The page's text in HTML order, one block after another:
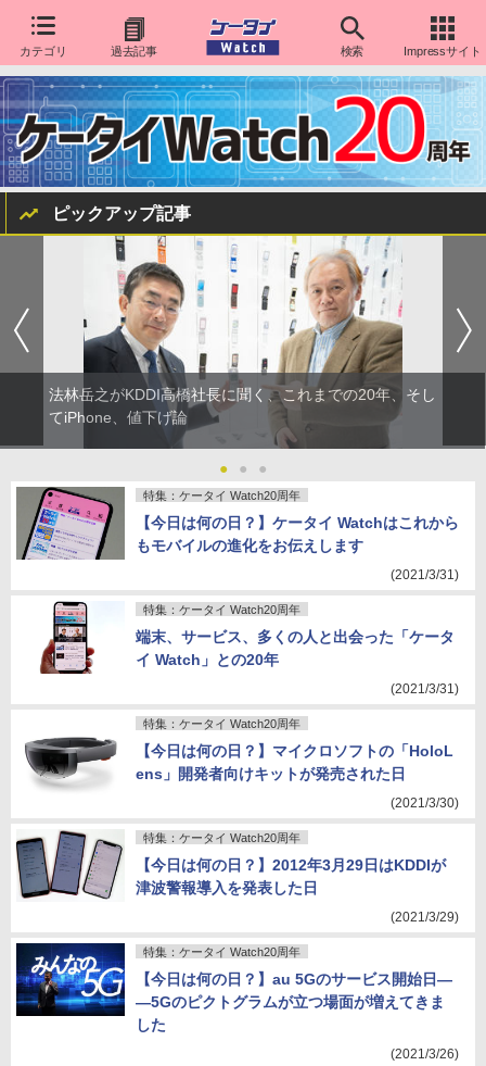
カテゴリ 過去記事 検索 Impressサイト
ピックアップ記事
法林岳之がKDDI高橋社長に聞く、これまでの20年、そし
てiPhone、値下げ論
● ● ●
特集：ケータイ Watch20周年
【今日は何の日？】ケータイ Watchはこれから
もモバイルの進化をお伝えします
(2021/3/31)
特集：ケータイ Watch20周年
端末、サービス、多くの人と出会った「ケータ
イ Watch」との20年
(2021/3/31)
特集：ケータイ Watch20周年
【今日は何の日？】マイクロソフトの「HoloL
ens」開発者向けキットが発売された日
(2021/3/30)
特集：ケータイ Watch20周年
【今日は何の日？】2012年3月29日はKDDIが
津波警報導入を発表した日
(2021/3/29)
特集：ケータイ Watch20周年
【今日は何の日？】au 5Gのサービス開始日―
―5Gのピクトグラムが立つ場面が増えてきま
した
(2021/3/26)